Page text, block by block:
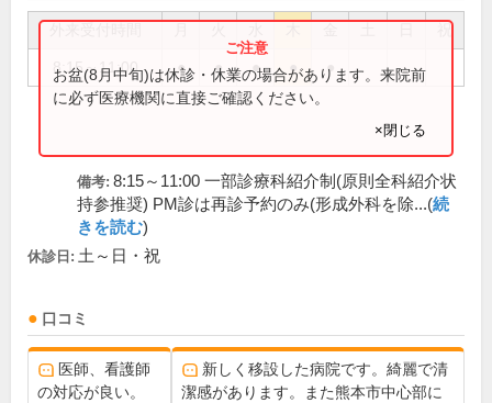
祝
8:15～11:00 ● ● ● ● ●
お盆(8月中旬)は休診・休業の場合があります。来院前
に必ず医療機関に直接ご確認ください。
×閉じる
備考: 8:15～11:00 一部診療科紹介制(原則全科紹介状
持参推奨) PM診は再診予約のみ(形成外科を除...(続
きを読む)
休診日: 土～日・祝
口コミ
医師、看護師
の対応が良い。
新しく移設した病院です。綺麗で清
潔感があります。また熊本市中心部に